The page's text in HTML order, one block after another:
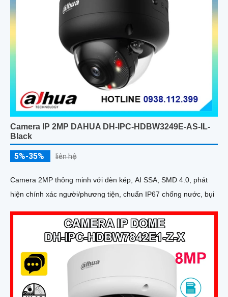
Camera IP 2MP DAHUA DH-IPC-HDBW3249E-AS-IL-
Black
5%-35% liên hệ
Camera 2MP thông minh với đèn kép, AI SSA, SMD 4.0, phát
hiện chính xác người/phương tiện, chuẩn IP67 chống nước, bụi